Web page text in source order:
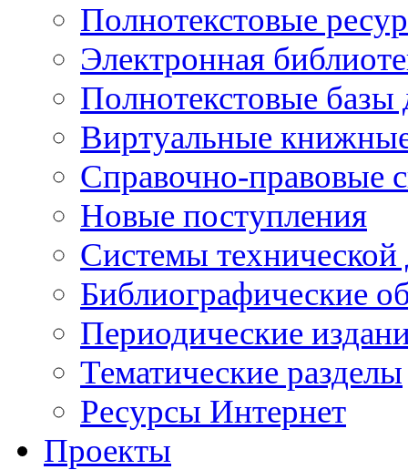
Полнотекстовые
Электронная
Полнотекстовые
Виртуальные
Справочно-правовые
Новые поступления
Cистемы
Библиографические
Периодические
Тематические разделы
Ресурсы Интернет
Проекты